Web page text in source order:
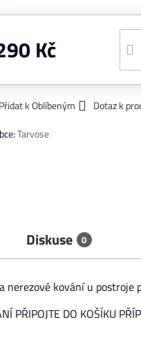
Kč
Přidat k Oblíbeným Dotaz k
Tarvose
Diskuse 0
nerezové kování u postroje
PŘIPOJTE DO KOŠÍKU